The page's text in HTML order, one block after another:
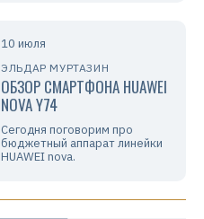
10 июля
ЭЛЬДАР МУРТАЗИН
ОБЗОР СМАРТФОНА HUAWEI
NOVA Y74
Сегодня поговорим про
бюджетный аппарат линейки
HUAWEI nova.